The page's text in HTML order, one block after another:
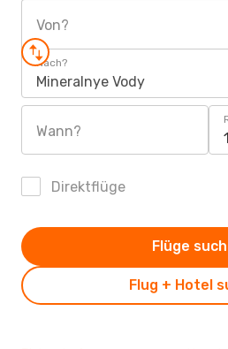
Von?
Nach?
Mineralnye Vody
Wann?
Direktflüge
Flug + Hotel
Flüge